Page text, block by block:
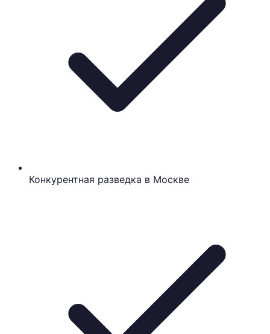
Конкурентная разведка в Москве